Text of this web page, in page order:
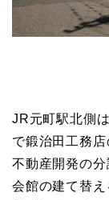
JR元町駅北側
で鍛治田工務
不動産開発の分
会館の建て替